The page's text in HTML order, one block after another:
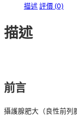
描述 評價 (0)
描述
前言
攝護腺肥大（良性前列